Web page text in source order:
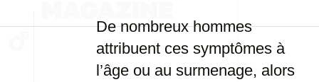
De nombreux hommes
attribuent ces symptômes à
l’âge ou au surmenage, alors